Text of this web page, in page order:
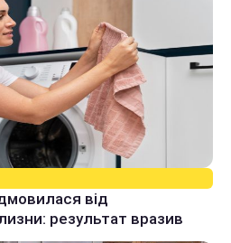
від
результат вразив